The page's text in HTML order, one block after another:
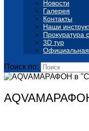
Новости
Галерея
Контакты
Наши
Прокуратура
3D тур
Поиск по: